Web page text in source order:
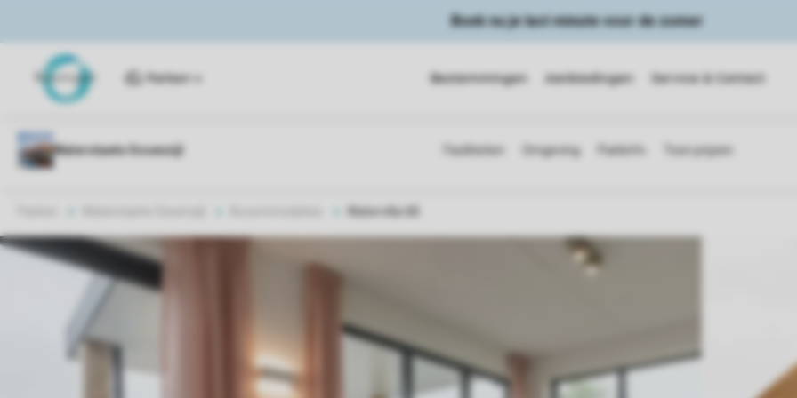
Boek nu je last minute voor de zomer
Parken Bestemmingen Aanbiedingen Service & Contact
Watervilla 6B